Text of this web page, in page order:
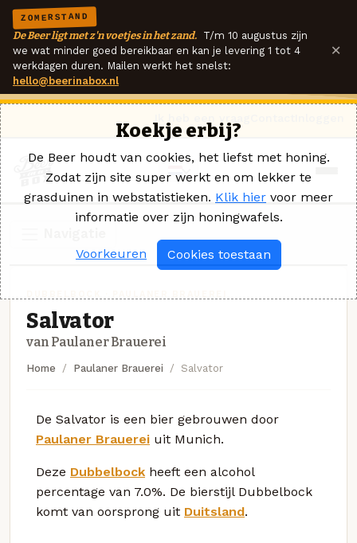
ZOMERSTAND
De Beer ligt met z'n voetjes in het zand. T/m 10 augustus zijn
we wat minder goed bereikbaar en kan je levering 1 tot 4
werkdagen duren. Mailen werkt het snelst:
hello@beerinabox.nl
×
Salvator
van Paulaner Brauerei
Home Paulaner Brauerei Salvator
De Salvator is een bier gebrouwen door
Paulaner Brauerei uit Munich.
Deze Dubbelbock heeft een alcohol
percentage van 7.0%. De bierstijl Dubbelbock
komt van oorsprong uit Duitsland.
Koekje erbij?
De Beer houdt van cookies, het liefst met honing.
Zodat zijn site super werkt en om lekker te
grasduinen in webstatistieken. Klik hier voor meer
informatie over zijn honingwafels.
Voorkeuren Cookies toestaan